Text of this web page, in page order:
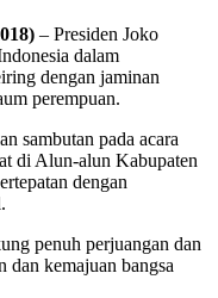
– Presiden Joko
dalam
dengan jaminan
perempuan.
sambutan pada acara
di Alun-alun Kabupaten
dengan
penuh perjuangan dan
dan kemajuan bangsa